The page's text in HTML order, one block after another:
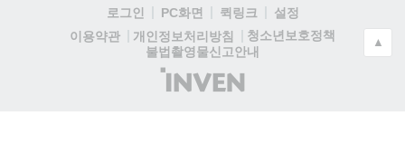
로그인 PC화면 퀵링크
설정
이용약관
개인정보처리방침
청소년보호정책
불법촬영물신고안내
(주)
인
▲